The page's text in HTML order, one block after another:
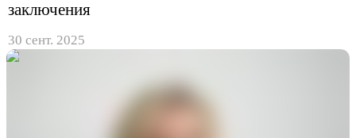
заключения
30 сент. 2025